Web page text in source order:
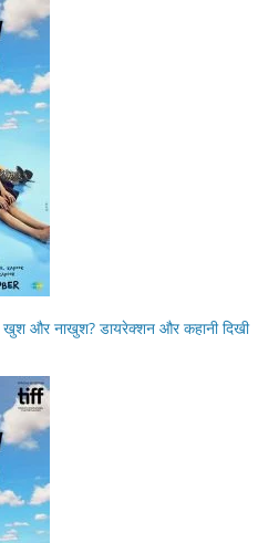
खुश और नाखुश? डायरेक्शन और कहानी दिखी